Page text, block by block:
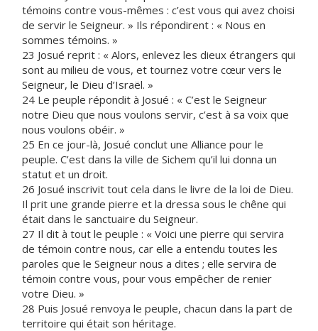
témoins contre vous-mêmes : c’est vous qui avez choisi
de servir le Seigneur. » Ils répondirent : « Nous en
sommes témoins. »
23 Josué reprit : « Alors, enlevez les dieux étrangers qui
sont au milieu de vous, et tournez votre cœur vers le
Seigneur, le Dieu d’Israël. »
24 Le peuple répondit à Josué : « C’est le Seigneur
notre Dieu que nous voulons servir, c’est à sa voix que
nous voulons obéir. »
25 En ce jour-là, Josué conclut une Alliance pour le
peuple. C’est dans la ville de Sichem qu’il lui donna un
statut et un droit.
26 Josué inscrivit tout cela dans le livre de la loi de Dieu.
Il prit une grande pierre et la dressa sous le chêne qui
était dans le sanctuaire du Seigneur.
27 Il dit à tout le peuple : « Voici une pierre qui servira
de témoin contre nous, car elle a entendu toutes les
paroles que le Seigneur nous a dites ; elle servira de
témoin contre vous, pour vous empêcher de renier
votre Dieu. »
28 Puis Josué renvoya le peuple, chacun dans la part de
territoire qui était son héritage.